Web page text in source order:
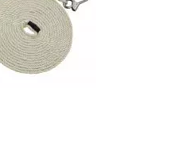
График платежей
Сегодня